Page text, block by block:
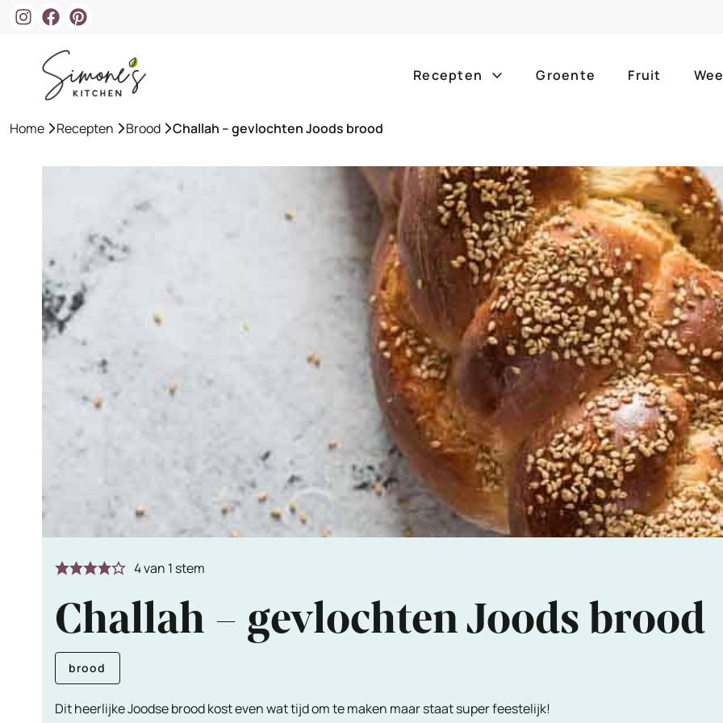
Recepten
ontbijt bijgerechten
lunch hoofdgerechten
borrelhapjes desserts
voorgerechten drankjes
alle
alle
zomer
slow
Groente Fruit
Home »Recepten »Brood »Challah – gevlochten Joods brood
4van 1 stem
Challah – gevlochten Joods brood
brood
Dit heerlijke Joodse brood kost even wat tijd om te maken maar staat super feestelijk!